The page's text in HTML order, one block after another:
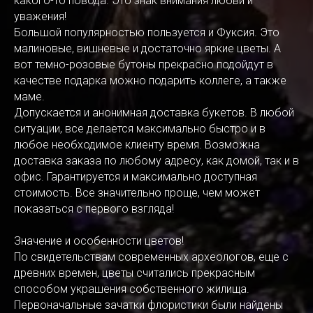
уважения!
Большой популярностью пользуется и Фуксия. Это
малиновые, вишневые и достаточно яркие цветы. А
вот темно-розовые бутоны прекрасно подойдут в
качестве подарка можно подарить коллеге, а также
маме.
Допускается и анонимная доставка букетов. В любой
ситуации, все делается максимально быстро и в
любое необходимое клиенту время. Возможна
доставка заказа по любому адресу, как домой, так и в
офис. Гарантируется и максимально доступная
стоимость. Все значительно проще, чем может
показаться с первого взгляда!
Значение и особенности цветов!
По свидетельствам современных археологов, еще с
древних времен, цветы считались прекрасным
способом украшения собственного жилища.
Первоначальные зачатки флористики были найдены